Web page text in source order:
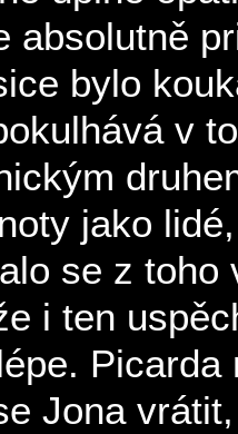
absolutně
bylo
v
jako
se z
i ten
Jona